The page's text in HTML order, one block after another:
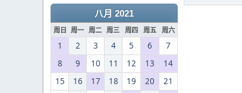
八月 2021
周日 周一 周二 周三 周四 周五 周六
1 2 3 4 5 6
7
8
9 10 11 12 13
14
15
16 17 18 19 20
21